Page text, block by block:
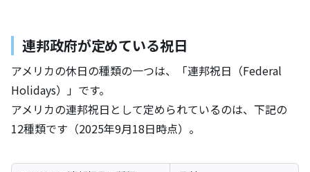
連邦政府が定めている祝日
アメリカの休日の種類の一つは、「連邦祝日（Federal
Holidays）」です。
アメリカの連邦祝日として定められているのは、下記の
12種類です（2025年9月18日時点）。